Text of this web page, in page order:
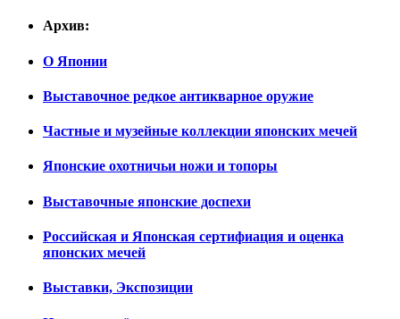
Архив:
О Японии
Выставочное редкое антикварное оружие
Частные и музейные коллекции японских мечей
Японские охотничьи ножи и топоры
Выставочные японские доспехи
Российская и Японская сертифиация и оценка
японских мечей
Выставки, Экспозиции